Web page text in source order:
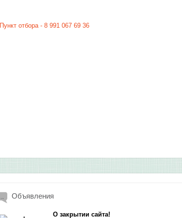
Пункт отбора - 8 991 067 69 36
Объявления
О закрытии сайта!